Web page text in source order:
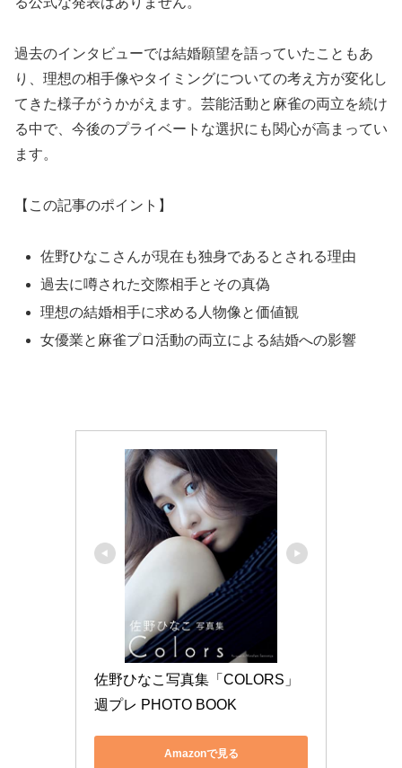
過去のインタビューでは結婚願望を語っていたこともあ
り、理想の相手像やタイミングについての考え方が変化し
てきた様子がうかがえます。芸能活動と麻雀の両立を続け
る中で、今後のプライベートな選択にも関心が高まってい
ます。
【この記事のポイント】
佐野ひなこさんが現在も独身であるとされる理由
過去に噂された交際相手とその真偽
理想の結婚相手に求める人物像と価値観
女優業と麻雀プロ活動の両立による結婚への影響
佐野ひなこ写真集「COLORS」
週プレ PHOTO BOOK
Amazonで見る